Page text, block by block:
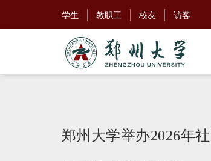
学生 教职工 校友 访客
郑州大学举办2026年